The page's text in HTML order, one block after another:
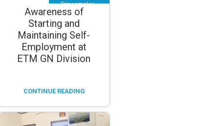
Awareness of
Starting and
Maintaining Self-
Employment at
ETM GN Division
Trincomalee ,
Verugal
(Eachchilampattu)
CONTINUE READING